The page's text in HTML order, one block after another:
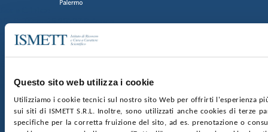
Questo sito web utilizza i cookie
Utilizziamo i cookie tecnici sul nostro sito Web per offrirti l'esperienza
sui siti di ISMETT S.R.L. Inoltre, sono utilizzati anche cookies di terze
specifiche per la corretta fruizione del sito, ad es. prenotazione o
Via Discesa dei Giudici 4 90133 Palermo
nr. REA PA-201818 P.I. 04544550827
SOCIETÀ TRASPARENTE WHISTLEBLOWING
GARE E CONTRATTIPRIVACYCOOKIE POLICY